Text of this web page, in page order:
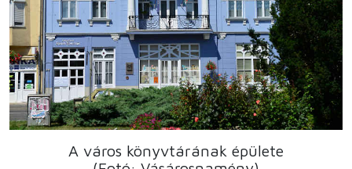
A város könyvtárának épülete